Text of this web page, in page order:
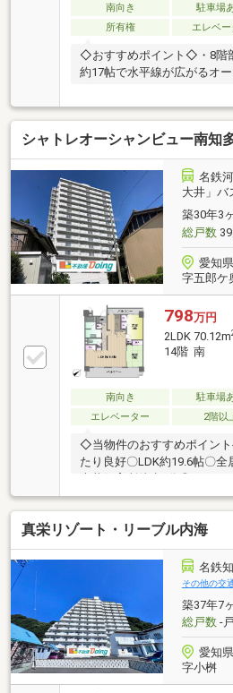
ーーー Ｍ＆Ｋホームでは、
フが親身になってお家探し
♪
南向き 駐車場
所有権
エレベー
◇おすすめポイント◇・8階
約17帖で水平線が広がるオ
グストア、ホームセンター
ーム済（クロス、タイル）
「河和駅」駅：バス約16分
約7分・みさき小学校：徒歩
歩約25分
シャトレオーシャンビュー南知
名鉄
大井」バ
築30年3
総戸数39
愛知
字五郎ケ
798万円
2LDK 70.12m
14階 南
南向き 駐車場
エレベーター
2階以
◇当物件のおすすめポイン
たり良好〇LDK約19.6帖〇
大井保育所徒歩5分◎ココカ
分◎コメリハード＆グリー
キー師崎大井天徒歩9分おう
グへ◆■不動産歴10年以上の
のご相談から、物件の案内
責任をもって対応させて頂
合せください☆◆お問い合
2103◆ ※スーモを見たと
真栄リゾート・リーブル内海
名鉄
その他の交
築37年7
総戸数-戸
愛知
字小桝